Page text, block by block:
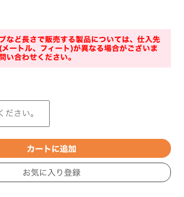
など長さで販売する製品については、仕入先
ートル、フィート)が異なる場合がございま
い合わせください。